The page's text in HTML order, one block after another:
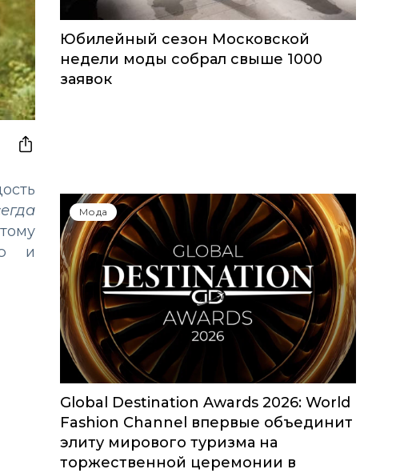
и
Юбилейный сезон Московской
недели моды собрал свыше 1000
заявок
Мода
Global Destination Awards 2026: World
Fashion Channel впервые объединит
элиту мирового туризма на
торжественной церемонии в